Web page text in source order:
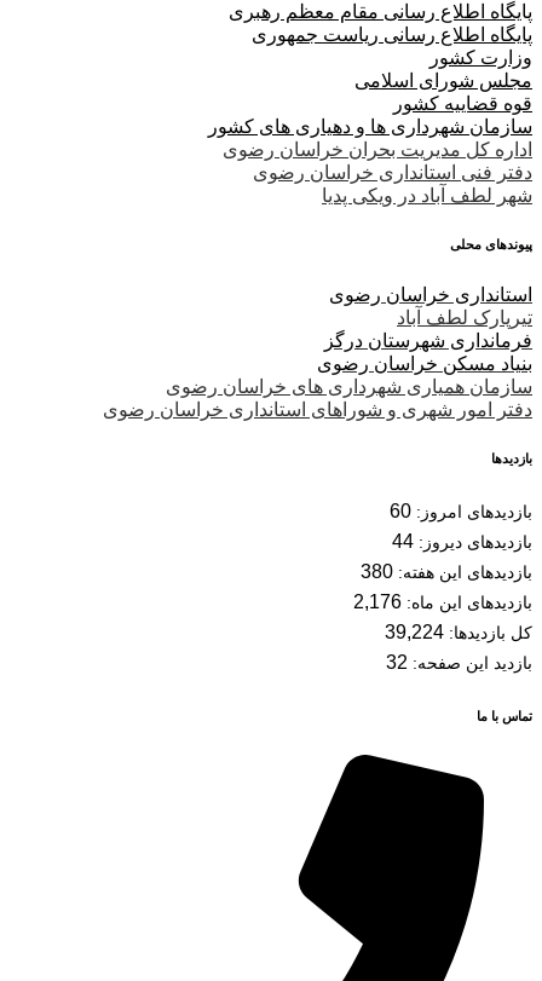
پایگاه اطلاع رسانی مقام معظم رهبری
پایگاه اطلاع رسانی ریاست جمهوری
وزارت کشور
مجلس شورای اسلامی
قوه قضاییه کشور
سازمان شهرداری ها و دهیاری های کشور
اداره کل مدیریت بحران خراسان رضوی
دفتر فنی استانداری خراسان رضوی
شهر لطف آباد در ویکی پدیا
پیوندهای محلی
استانداری خراسان رضوی
تیرپارک لطف آباد
فرمانداری شهرستان درگز
بنیاد مسکن خراسان رضوی
سازمان همیاری شهرداری های خراسان رضوی
دفتر امور شهری و شوراهای استانداری خراسان رضوی
بازدیدها
بازدیدهای امروز: 60
بازدیدهای دیروز: 44
بازدیدهای این هفته: 380
بازدیدهای این ماه: 2,176
کل بازدیدها: 39,224
بازدید این صفحه: 32
تماس با ما